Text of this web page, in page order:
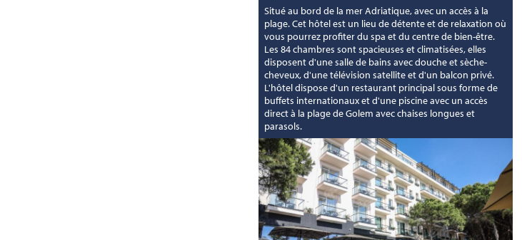
Situé au bord de la mer Adriatique, avec un accès à la
plage. Cet hôtel est un lieu de détente et de relaxation où
vous pourrez profiter du spa et du centre de bien-être.
Les 84 chambres sont spacieuses et climatisées, elles
disposent d'une salle de bains avec douche et sèche-
cheveux, d'une télévision satellite et d'un balcon privé.
L'hôtel dispose d'un restaurant principal sous forme de
buffets internationaux et d'une piscine avec un accès
direct à la plage de Golem avec chaises longues et
parasols.